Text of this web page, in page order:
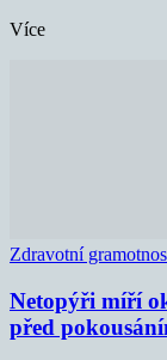
Více
Zdravotní
Netopýři míří
před